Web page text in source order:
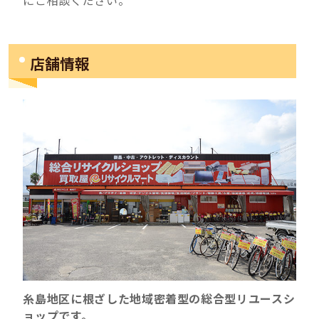
店舗情報
糸島地区に根ざした地域密着型の総合型リユースシ